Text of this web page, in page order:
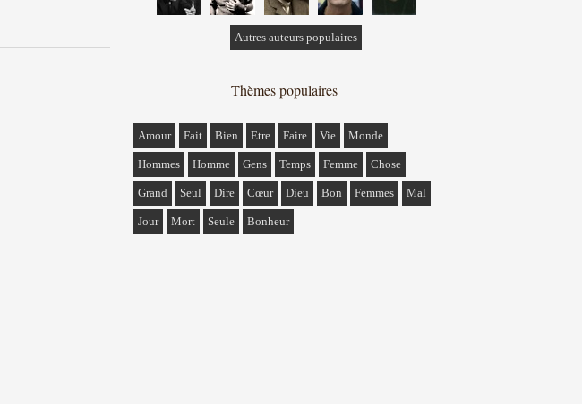
Autres auteurs populaires
Thèmes populaires
Amour Fait Bien Etre Faire Vie Monde
Hommes Homme Gens Temps Femme Chose
Grand Seul Dire Cœur Dieu Bon Femmes Mal
Jour Mort Seule Bonheur